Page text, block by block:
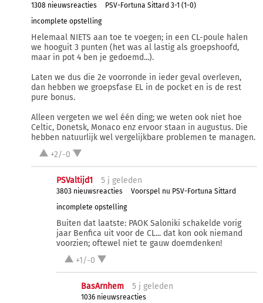
1308 nieuwsreacties
PSV-Fortuna Sittard 3-1 (1-0)
incomplete opstelling
Helemaal NIETS aan toe te voegen; in een CL-poule halen
we hooguit 3 punten (het was al lastig als groepshoofd,
maar in pot 4 ben je gedoemd...).
Laten we dus die 2e voorronde in ieder geval overleven,
dan hebben we groepsfase EL in de pocket en is de rest
pure bonus.
Alleen vergeten we wel één ding; we weten ook niet hoe
Celtic, Donetsk, Monaco enz ervoor staan in augustus. Die
hebben natuurlijk wel vergelijkbare problemen te managen.
+2/-0
PSValtijd1 5 j geleden
3803 nieuwsreacties
Voorspel nu PSV-Fortuna Sittard
incomplete opstelling
Buiten dat laatste: PAOK Saloniki schakelde vorig
jaar Benfica uit voor de CL... dat kon ook niemand
voorzien; oftewel niet te gauw doemdenken!
+1/-0
BasArnhem 5 j geleden
1036 nieuwsreacties